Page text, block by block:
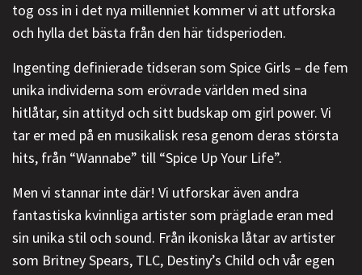
tog oss in i det nya millenniet kommer vi att utforska
och hylla det bästa från den här tidsperioden.
Ingenting definierade tidseran som Spice Girls – de fem
unika individerna som erövrade världen med sina
hitlåtar, sin attityd och sitt budskap om girl power. Vi
tar er med på en musikalisk resa genom deras största
hits, från “Wannabe” till “Spice Up Your Life”.
Men vi stannar inte där! Vi utforskar även andra
fantastiska kvinnliga artister som präglade eran med
sin unika stil och sound. Från ikoniska låtar av artister
som Britney Spears, TLC, Destiny’s Child och vår egen